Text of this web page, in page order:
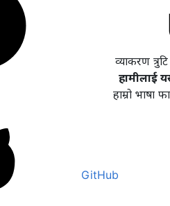
व्याकरण
हामीलाई
हाम्रो भाषा
GitHub